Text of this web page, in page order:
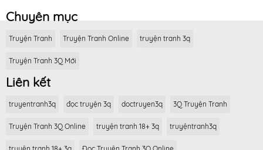
Chuyên mục
Truyện Tranh Truyện Tranh Online truyện tranh 3q
Truyện Tranh 3Q Mới
Liên kết
truyentranh3q đọc truyện 3q doctruyen3q 3Q Truyện Tranh
Truyện Tranh 3Q Online truyện tranh 18+ 3q truyệntranh3q